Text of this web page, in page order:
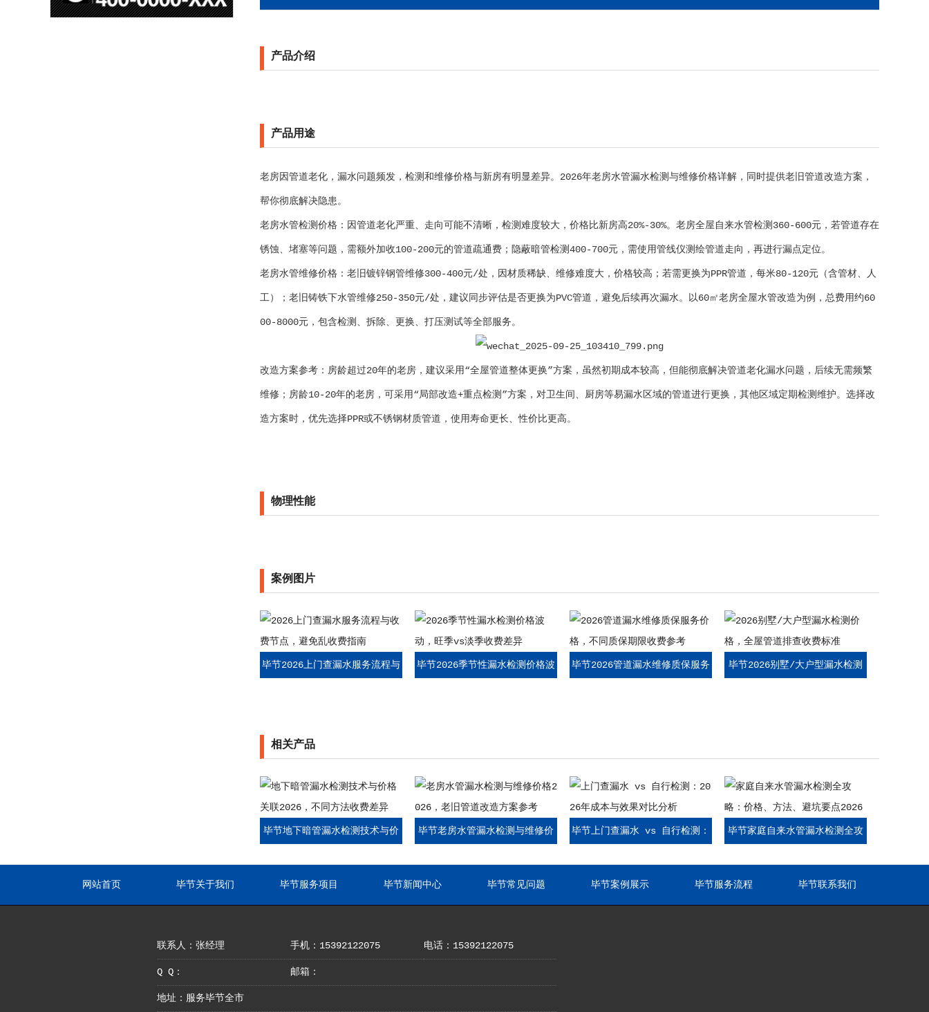
标准详解
产品介绍
产品用途
老房因管道老化，漏水问题频发，检测和维修价格与新房有明显差异。2026年老房水管漏水检测与维修价格详解，同时提供老旧管道改造方案，
帮你彻底解决隐患。
老房水管检测价格：因管道老化严重、走向可能不清晰，检测难度较大，价格比新房高20%-30%。老房全屋自来水管检测360-600元，若管道存在
锈蚀、堵塞等问题，需额外加收100-200元的管道疏通费；隐蔽暗管检测400-700元，需使用管线仪测绘管道走向，再进行漏点定位。
老房水管维修价格：老旧镀锌钢管维修300-400元/处，因材质稀缺、维修难度大，价格较高；若需更换为PPR管道，每米80-120元（含管材、人
工）；老旧铸铁下水管维修250-350元/处，建议同步评估是否更换为PVC管道，避免后续再次漏水。以60㎡老房全屋水管改造为例，总费用约60
00-8000元，包含检测、拆除、更换、打压测试等全部服务。
改造方案参考：房龄超过20年的老房，建议采用“全屋管道整体更换”方案，虽然初期成本较高，但能彻底解决管道老化漏水问题，后续无需频繁
维修；房龄10-20年的老房，可采用“局部改造+重点检测”方案，对卫生间、厨房等易漏水区域的管道进行更换，其他区域定期检测维护。选择改
造方案时，优先选择PPR或不锈钢材质管道，使用寿命更长、性价比更高。
物理性能
案例图片
毕节2026上门查漏水服务流程与 毕节2026季节性漏水检测价格波 毕节2026管道漏水维修质保服务 毕节2026别墅/大户型漏水检测
相关产品
毕节地下暗管漏水检测技术与价 毕节老房水管漏水检测与维修价 毕节上门查漏水 vs 自行检测： 毕节家庭自来水管漏水检测全攻
网站首页 毕节关于我们 毕节服务项目 毕节新闻中心 毕节常见问题 毕节案例展示 毕节服务流程 毕节联系我们
联系人：张经理 手机：15392122075 电话：15392122075
Q Q： 邮箱：
地址：服务毕节全市